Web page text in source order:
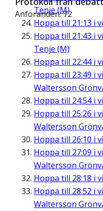
Tenje (M)
Hoppa till 21:13 i
Hoppa till 21:43 i
Tenje (M)
Hoppa till 22:44i
Hoppa till 23:49 i
Waltersson
Hoppa till 24:54i
Hoppa till 25:26 i
Waltersson
Hoppa till 26:10 i
Hoppa till 27:09 i
Waltersson
Hoppa till 28:18 i
Hoppa till 28:52 i
Waltersson
Anföranden: 72